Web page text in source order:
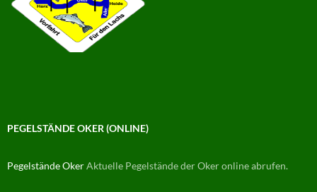
PEGELSTÄNDE OKER (ONLINE)
Pegelstände OkerAktuelle Pegelstände der Oker online abrufen.